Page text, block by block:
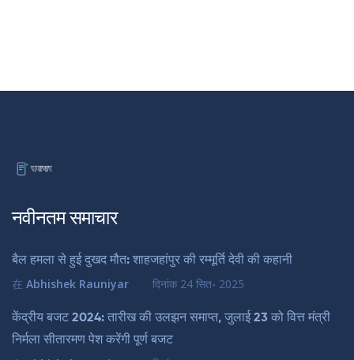
नवीनतम समाचार
बैल हमला से हुई दुखद मौत: शाहजहांपुर की रम्मूर्ति देवी की कहानी
在 Abhishek Rauniyar दिनांक 24 सित॰ 2025
केंद्रीय बजट 2024: तारीख की उलझन समाप्त, जुलाई 23 को वित्त मंत्री
निर्मला सीतारमण पेश करेंगी पूर्ण बजट